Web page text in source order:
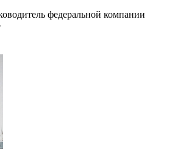
федеральной компании